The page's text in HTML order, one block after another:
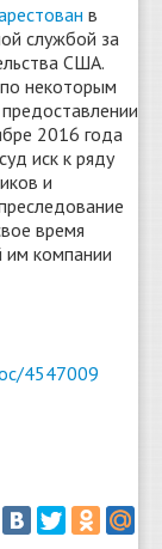
в
службой за
США.
некоторым
2016 года
иск к ряду
и
время
им компании
4547009